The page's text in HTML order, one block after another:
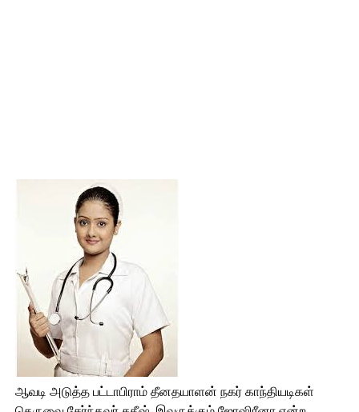
ஆவடி அடுத்த பட்டாபிராம் தீனதயாளன் நகர் காந்தியடிகள்